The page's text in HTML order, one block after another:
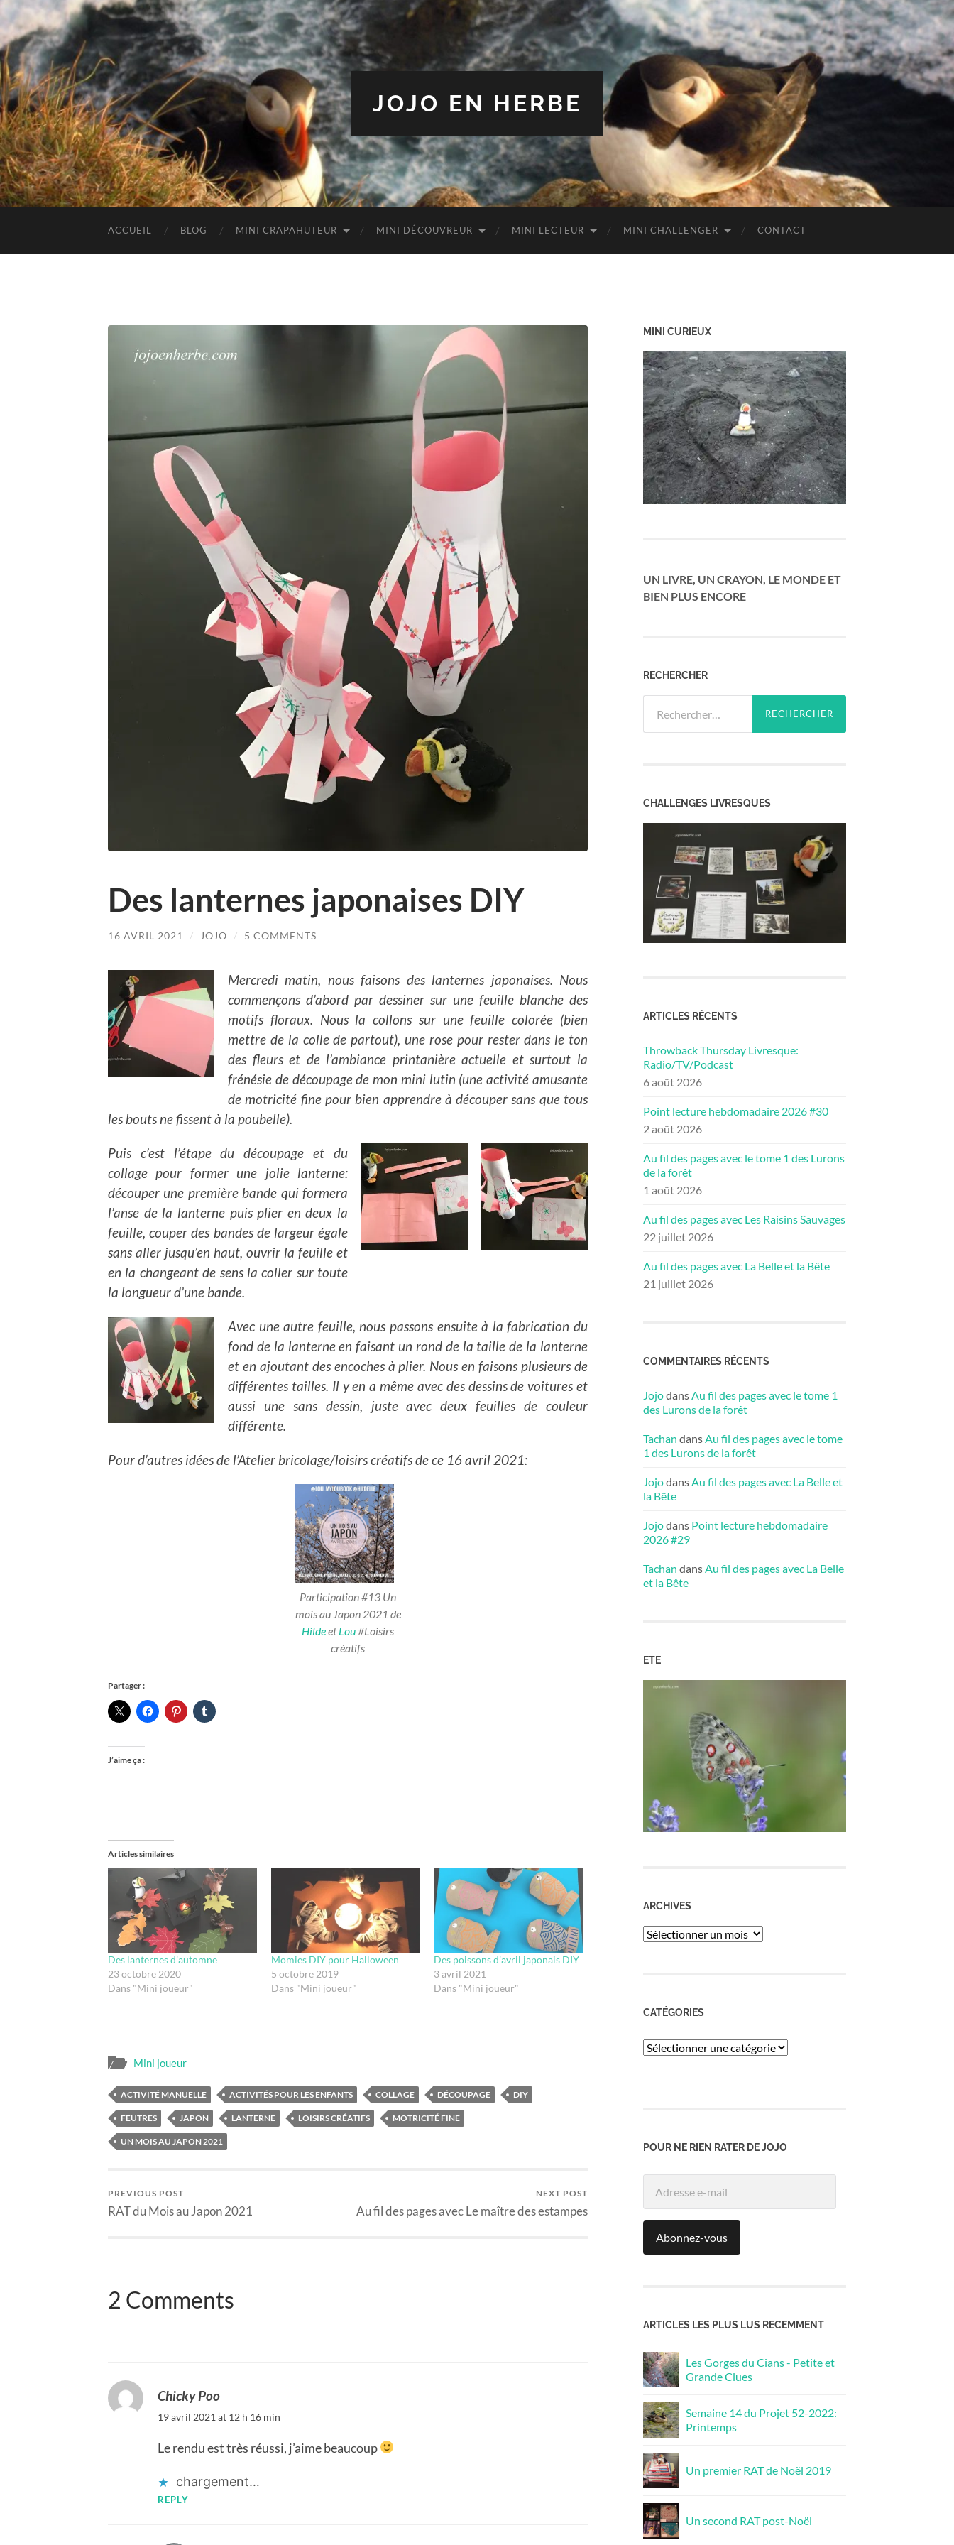
JOJO EN HERBE
ACCUEIL BLOG MINI CRAPAHUTEUR MINI DÉCOUVREUR MINI LECTEUR MINI CHALLENGER CONTACT
Des lanternes japonaises DIY
16 AVRIL 2021 / JOJO / 5 COMMENTS
Mercredi matin, nous faisons des lanternes japonaises. Nous
commençons d’abord par dessiner sur une feuille blanche des
motifs floraux. Nous la collons sur une feuille colorée (bien
mettre de la colle de partout), une rose pour rester dans le ton
des fleurs et de l’ambiance printanière actuelle et surtout la
frénésie de découpage de mon mini lutin (une activité amusante
de motricité fine pour bien apprendre à découper sans que tous
les bouts ne fissent à la poubelle).
Puis c’est l’étape du découpage et du
collage pour former une jolie lanterne:
découper une première bande qui formera
l’anse de la lanterne puis plier en deux la
feuille, couper des bandes de largeur égale
sans aller jusqu’en haut, ouvrir la feuille et
en la changeant de sens la coller sur toute
la longueur d’une bande.
Avec une autre feuille, nous passons ensuite à la fabrication du
fond de la lanterne en faisant un rond de la taille de la lanterne
et en ajoutant des encoches à plier. Nous en faisons plusieurs de
différentes tailles. Il y en a même avec des dessins de voitures et
aussi une sans dessin, juste avec deux feuilles de couleur
différente.
Pour d’autres idées de l’Atelier bricolage/loisirs créatifs de ce 16 avril 2021:
Participation #13 Un
mois au Japon 2021 de
HildeetLou#Loisirs
créatifs
Partager :
J’aime ça :
Articles similaires
Des lanternes d’automne
23 octobre 2020
Dans "Mini joueur"
Momies DIY pour Halloween
5 octobre 2019
Dans "Mini joueur"
Des poissons d’avril japonais DIY
3 avril 2021
Dans "Mini joueur"
Mini joueur
ACTIVITÉ MANUELLE ACTIVITÉS POUR LES ENFANTS COLLAGE DÉCOUPAGE DIY
FEUTRES JAPON LANTERNE LOISIRS CRÉATIFS MOTRICITÉ FINE
UN MOIS AU JAPON 2021
PREVIOUS POST
RAT du Mois au Japon 2021
NEXT POST
Au fil des pages avec Le maître des estampes
2 Comments
Chicky Poo
19 avril 2021 at 12 h 16 min
Le rendu est très réussi, j’aime beaucoup
chargement…
REPLY
MINI CURIEUX
UN LIVRE, UN CRAYON, LE MONDE ET
BIEN PLUS ENCORE
RECHERCHER
CHALLENGES LIVRESQUES
ARTICLES RÉCENTS
Throwback Thursday Livresque:
Radio/TV/Podcast
6 août 2026
Point lecture hebdomadaire 2026 #30
2 août 2026
Au fil des pages avec le tome 1 des Lurons
de la forêt
1 août 2026
Au fil des pages avec Les Raisins Sauvages
22 juillet 2026
Au fil des pages avec La Belle et la Bête
21 juillet 2026
COMMENTAIRES RÉCENTS
JojodansAu fil des pages avec le tome 1
des Lurons de la forêt
Tachan dansAu fil des pages avec le tome
1 des Lurons de la forêt
JojodansAu fil des pages avec La Belle et
la Bête
Jojodans Point lecture hebdomadaire
2026 #29
Tachan dansAu fil des pages avec La Belle
et la Bête
ETE
ARCHIVES
ARCHIVES
CATÉGORIES
Catégories
POUR NE RIEN RATER DE JOJO
Abonnez-vous
ARTICLES LES PLUS LUS RECEMMENT
Les Gorges du Cians - Petite et
Grande Clues
Semaine 14 du Projet 52-2022:
Printemps
Un premier RAT de Noël 2019
Un second RAT post-Noël